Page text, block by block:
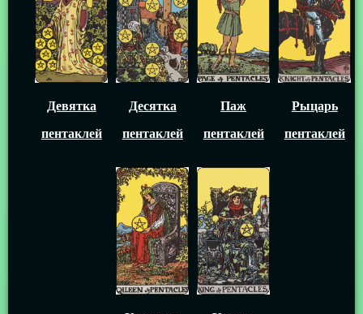
Девятка
пентаклей
Десятка
пентаклей
Паж
пентаклей
Рыцарь
пентаклей